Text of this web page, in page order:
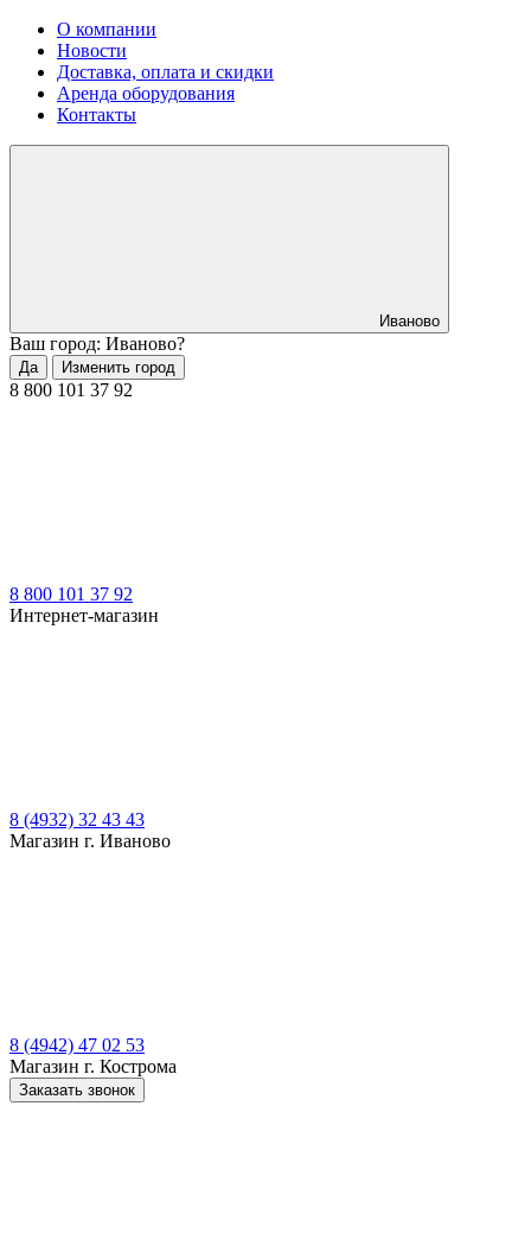
О компании
Новости
Доставка, оплата и скидки
Аренда оборудования
Контакты
Иваново
Ваш город: Иваново?
Да Изменить город
8 800 101 37 92
8 800 101 37 92
Интернет-магазин
8 (4932) 32 43 43
Магазин г. Иваново
8 (4942) 47 02 53
Магазин г. Кострома
Заказать звонок